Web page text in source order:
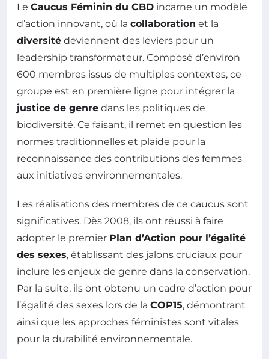
Le Caucus Féminin du CBD incarne un modèle
d’action innovant, où la collaboration et la
diversité deviennent des leviers pour un
leadership transformateur. Composé d’environ
600 membres issus de multiples contextes, ce
groupe est en première ligne pour intégrer la
justice de genre dans les politiques de
biodiversité. Ce faisant, il remet en question les
normes traditionnelles et plaide pour la
reconnaissance des contributions des femmes
aux initiatives environnementales.
Les réalisations des membres de ce caucus sont
significatives. Dès 2008, ils ont réussi à faire
adopter le premier Plan d’Action pour l’égalité
des sexes, établissant des jalons cruciaux pour
inclure les enjeux de genre dans la conservation.
Par la suite, ils ont obtenu un cadre d’action pour
l’égalité des sexes lors de la COP15, démontrant
ainsi que les approches féministes sont vitales
pour la durabilité environnementale.